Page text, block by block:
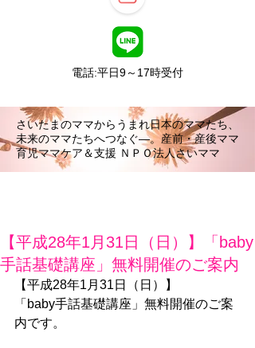
電話:平日9～17時受付
さいたまのママからうまれ日本のママたち、
未来のママたちへつなぐ―。産前・産後ママ
育児ママケア＆支援 ＮＰＯ法人さいママ
【平成28年1月31日（日）】「baby
手話基礎講座」無料開催のご案内
【平成28年1月31日（日）】
「baby手話基礎講座」無料開催のご案
内です。